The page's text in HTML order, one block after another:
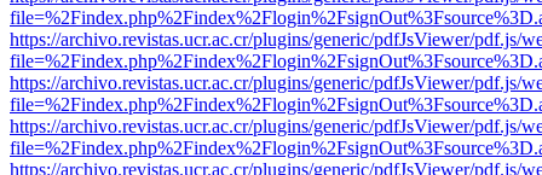
https://archivo.revistas.ucr.ac.cr/plugins/generic/pdfJsViewer/pdf.js/
https://archivo.revistas.ucr.ac.cr/plugins/generic/pdfJsViewer/pdf.js/
https://archivo.revistas.ucr.ac.cr/plugins/generic/pdfJsViewer/pdf.js/
https://archivo.revistas.ucr.ac.cr/plugins/generic/pdfJsViewer/pdf.js/